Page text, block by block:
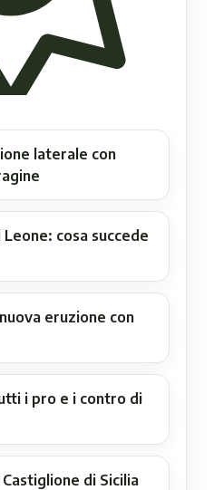
laterale con
cosa succede
eruzione con
i pro e i contro di
di Sicilia